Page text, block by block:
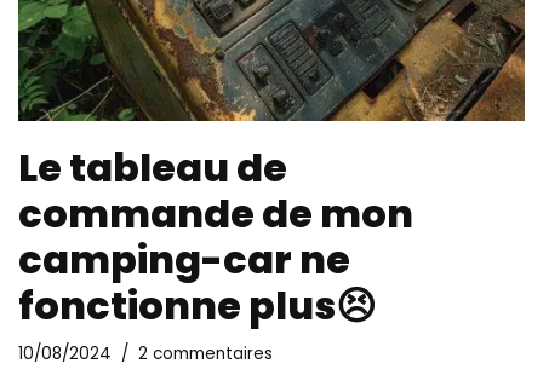
Le tableau de
commande de mon
camping-car ne
fonctionne plus😣
10/08/2024 2 commentaires